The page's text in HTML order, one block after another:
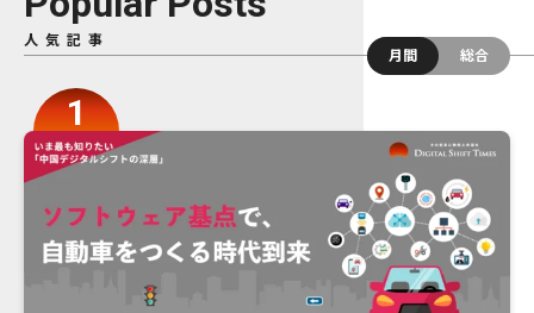
人気記事
月間
総合